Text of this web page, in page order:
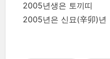
2005년생은 토끼띠
2005년은 신묘(辛卯)년